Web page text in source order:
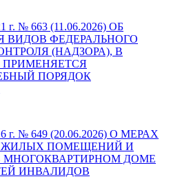
г. № 663 (11.06.2026) ОБ
ВИДОВ ФЕДЕРАЛЬНОГО
(НАДЗОРА), В
ПОРЯДОК
г. № 649 (20.06.2026) О МЕРАХ
ПОМЕЩЕНИЙ И
ДОМЕ
ИНВАЛИДОВ